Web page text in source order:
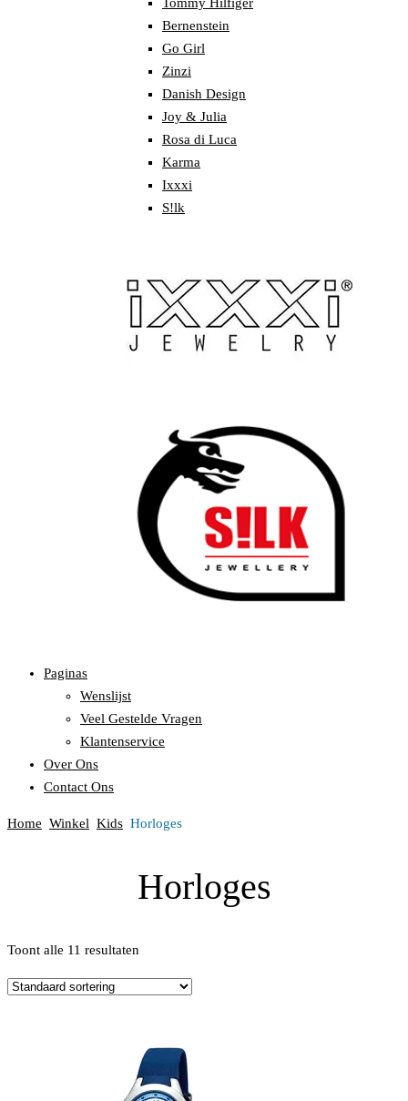
Tommy Hilfiger
Bernenstein
Go Girl
Zinzi
Danish Design
Joy & Julia
Rosa di Luca
Karma
Ixxxi
S!lk
Paginas
Wenslijst
Veel Gestelde Vragen
Klantenservice
Over Ons
Contact Ons
Home Winkel Kids Horloges
Horloges
Toont alle 11 resultaten